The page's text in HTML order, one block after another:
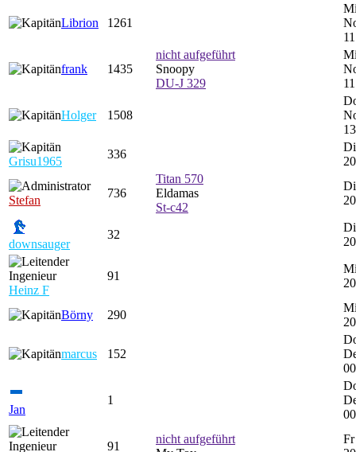
Librion 1261
frank 1435
nicht aufgeführt
Snoopy
DU-J 329
Holger 1508
Grisu1965
336
Stefan
736
Titan 570
Eldamas
St-c42
downsauger
32
Heinz F
91
Börny 290
marcus 152
Jan
1
91
nicht aufgeführt